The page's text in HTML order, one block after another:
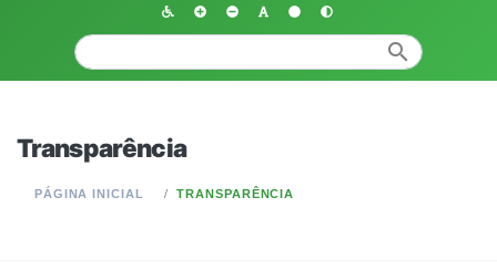
search
Transparência
PÁGINA INICIAL TRANSPARÊNCIA